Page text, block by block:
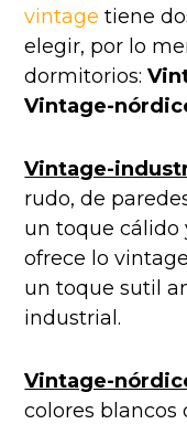
vintage tiene
elegir, por lo
dormitorios:
Vintage-
Vintage-
rudo, de
un toque cálido
ofrece lo
un toque sutil
industrial.
Vintage-
colores blancos